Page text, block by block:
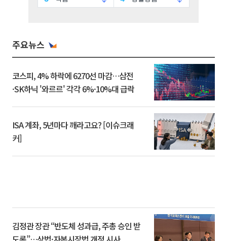
주요뉴스
코스피, 4% 하락에 6270선 마감…삼전
·SK하닉 '와르르' 각각 6%·10%대 급락
ISA 계좌, 5년마다 깨라고요? [이슈크래
커]
김정관 장관 “반도체 성과급, 주총 승인 받